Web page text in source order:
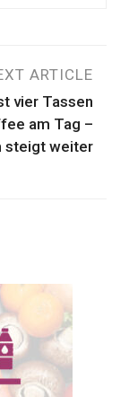
ARTICLE
vier Tassen
am Tag –
steigt weiter